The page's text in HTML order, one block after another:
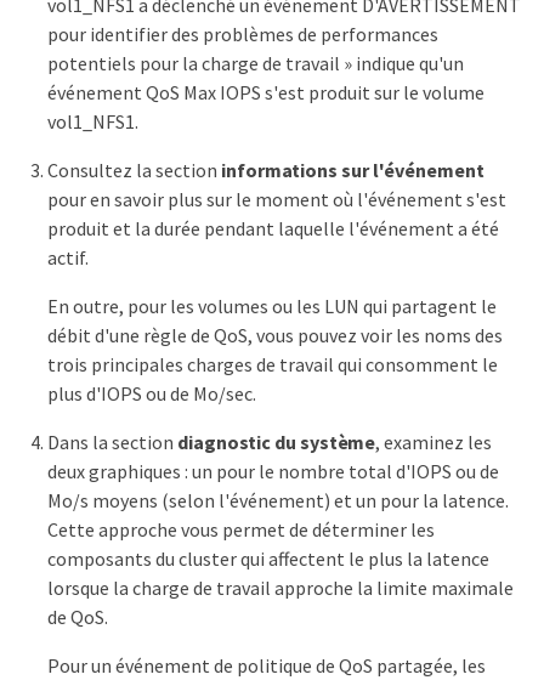
pour identifier des problèmes de performances
potentiels pour la charge de travail » indique qu'un
événement QoS Max IOPS s'est produit sur le volume
vol1_NFS1.
Consultez la section informations sur l'événement
pour en savoir plus sur le moment où l'événement s'est
produit et la durée pendant laquelle l'événement a été
actif.
En outre, pour les volumes ou les LUN qui partagent le
débit d'une règle de QoS, vous pouvez voir les noms des
trois principales charges de travail qui consomment le
plus d'IOPS ou de Mo/sec.
Dans la section diagnostic du système, examinez les
deux graphiques : un pour le nombre total d'IOPS ou de
Mo/s moyens (selon l'événement) et un pour la latence.
Cette approche vous permet de déterminer les
composants du cluster qui affectent le plus la latence
lorsque la charge de travail approche la limite maximale
de QoS.
Pour un événement de politique de QoS partagée, les